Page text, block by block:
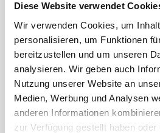
Diese Website verwendet
Wir verwenden Cookies, um
personalisieren, um Funktionen
bereitzustellen und um unseren
analysieren. Wir geben auch
Nutzung unserer Website an
Medien, Werbung und Analysen
anderen Informationen
zur Verfügung gestellt haben